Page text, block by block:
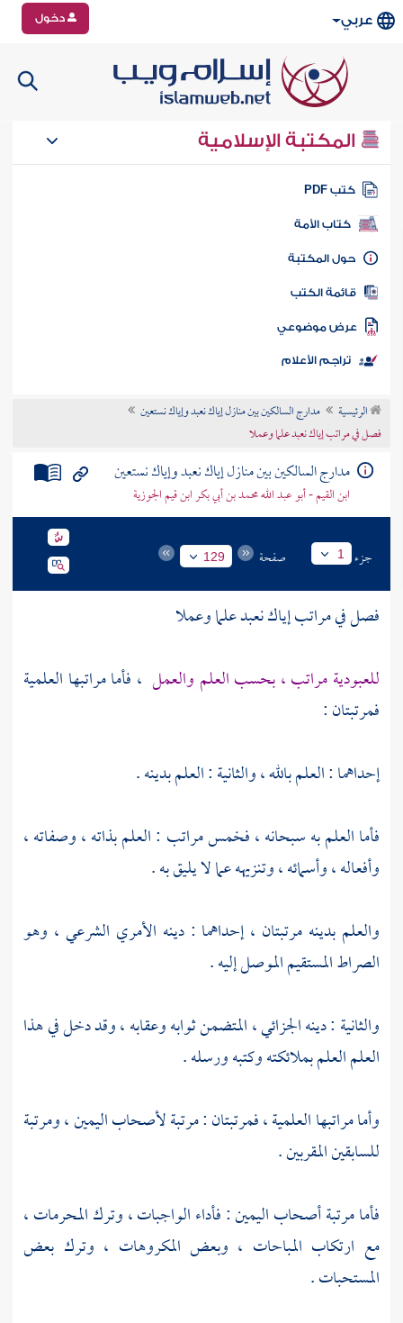
عربي دخول
المكتبة الإسلامية
كتب PDF
كتاب الأمة
المكتبة
الكتب
موضوعي
تراجم الأعلام
الرئيسية
مدارج السالكين بين منازل إياك نعبد وإياك نستعين
فصل في مراتب إياك نعبد علما وعملا
مدارج السالكين بين منازل إياك نعبد وإياك نستعين
ابن القيم - أبو عبد الله محمد بن أبي بكر ابن قيم الجوزية
جزء 1 صفحة 129
فصل في مراتب إياك نعبد علما وعملا
للعبودية مراتب ، بحسب العلم والعمل ، فأما مراتبها العلمية
فمرتبتان :
إحداهما : العلم بالله ، والثانية : العلم بدينه .
فأما العلم به سبحانه ، فخمس مراتب : العلم بذاته ، وصفاته ،
وأفعاله ، وأسمائه ، وتنزيهه عما لا يليق به .
والعلم بدينه مرتبتان ، إحداهما : دينه الأمري الشرعي ، وهو
الصراط المستقيم الموصل إليه .
والثانية : دينه الجزائي ، المتضمن ثوابه وعقابه ، وقد دخل في هذا
العلم العلم بملائكته وكتبه ورسله .
وأما مراتبها العلمية ، فمرتبتان : مرتبة لأصحاب اليمين ، ومرتبة
للسابقين المقربين .
فأما مرتبة أصحاب اليمين : فأداء الواجبات ، وترك المحرمات ،
مع ارتكاب المباحات ، وبعض المكروهات ، وترك بعض
المستحبات .